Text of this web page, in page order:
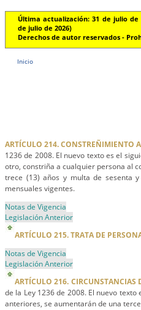
Última actualización: 31 de julio de
de julio de 2026)
Derechos de autor reservados -
Inicio
ARTÍCULO 214. CONSTREÑIMIENTO
1236 de 2008. El nuevo texto es el
otro, constriña a cualquier persona al
trece (13) años y multa de sesenta
mensuales vigentes.
Notas de Vigencia
Legislación Anterior
ARTÍCULO 215. TRATA DE
Notas de Vigencia
Legislación Anterior
ARTÍCULO 216. CIRCUNSTANCIAS
de la Ley 1236 de 2008. El nuevo
anteriores, se aumentarán de una